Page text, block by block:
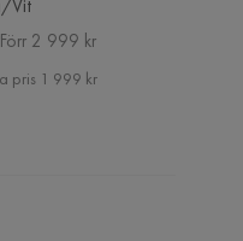
Vit
Pris
Original
Pris
Förr 2 999 kr
pris 1 999 kr